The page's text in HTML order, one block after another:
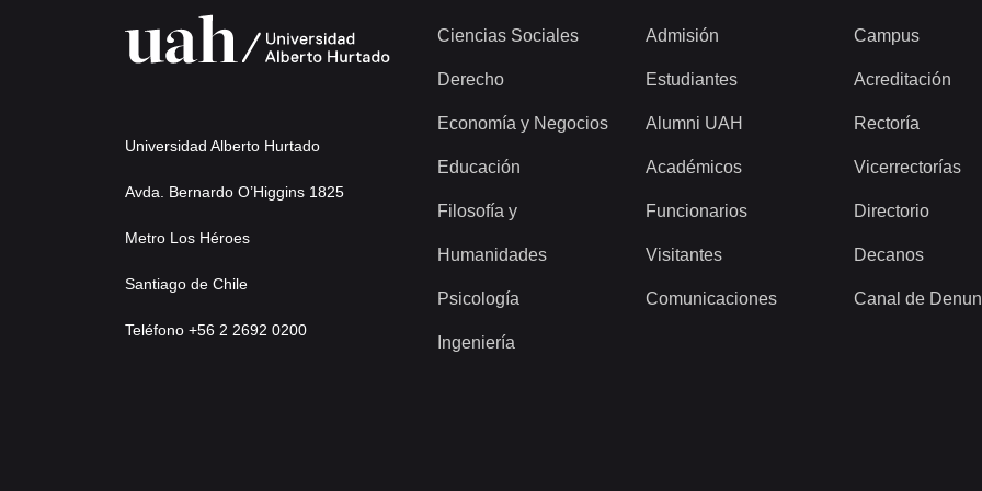
Universidad Alberto Hurtado
Avda. Bernardo O’Higgins 1825
Metro Los Héroes
Santiago de Chile
Teléfono +56 2 2692 0200
Ciencias Sociales
Derecho
Economía y Negocios
Educación
Filosofía y
Humanidades
Psicología
Ingeniería
Admisión
Estudiantes
Alumni UAH
Académicos
Funcionarios
Visitantes
Comunicaciones
Campus
Acreditación
Rectoría
Vicerrectorías
Directorio
Decanos
Canal de